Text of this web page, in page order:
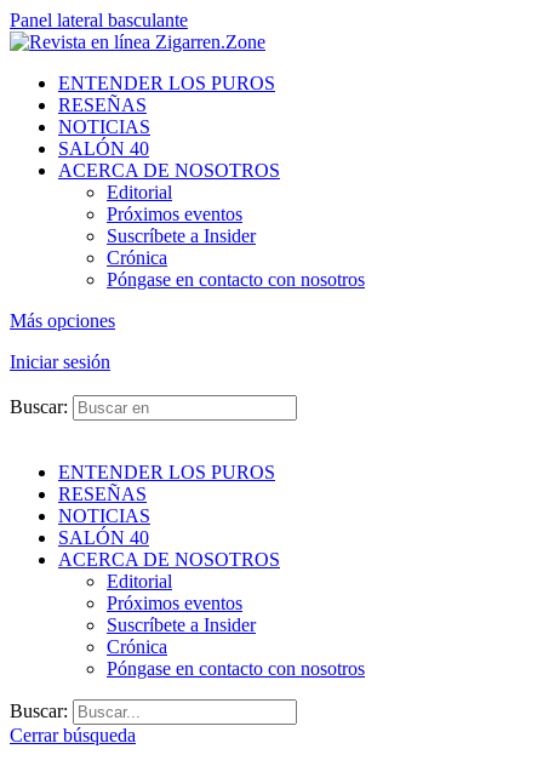
Panel lateral basculante
ENTENDER LOS PUROS
RESEÑAS
NOTICIAS
SALÓN 40
ACERCA DE NOSOTROS
Editorial
Próximos eventos
Suscríbete a Insider
Crónica
Póngase en contacto con nosotros
Más opciones
Iniciar sesión
Buscar:
ENTENDER LOS PUROS
RESEÑAS
NOTICIAS
SALÓN 40
ACERCA DE NOSOTROS
Editorial
Próximos eventos
Suscríbete a Insider
Crónica
Póngase en contacto con nosotros
Buscar:
Cerrar búsqueda